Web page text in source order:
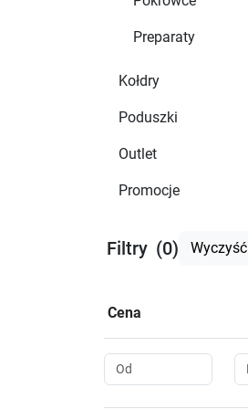
Preparaty
Kołdry
Poduszki
Outlet
Promocje
Filtry (0) Wyczyść
Cena